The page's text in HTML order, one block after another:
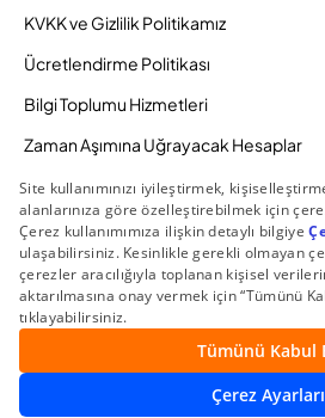
KVKK ve Gizlilik Politikamız
Ücretlendirme Politikası
Bilgi Toplumu Hizmetleri
Zaman Aşımına Uğrayacak Hesaplar
Duyurular ve Kampanyalar
© 2026 Gedik Yatırım Menkul